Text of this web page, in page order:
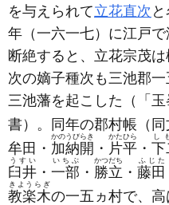
を与えられて立花直次
年 （一六一七） に江戸
断絶すると、立花宗茂
次の嫡子種次も三池郡
三池藩を起こした （「
書） 。同年の郡村帳 （
牟田・ 加納開
かのうびらき
・ 片平
かたひら
・ 下
し
臼井
うすい
・ 一部
いちぶ
・ 勝立
かつだち
・ 藤田
ふじた
教楽木
きようらぎ
の一五ヵ村で、